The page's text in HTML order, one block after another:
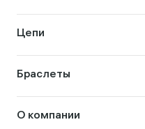
Цепи
Браслеты
О компании